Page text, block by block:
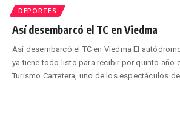
DEPORTES
Así desembarcó el TC en Viedma
Así desembarcó el TC en Viedma El
ya tiene todo listo para recibir por quinto año
Turismo Carretera, uno de los espectáculos